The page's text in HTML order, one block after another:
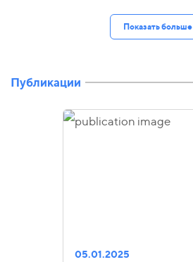
Показать больше
Публикации
05.01.2025